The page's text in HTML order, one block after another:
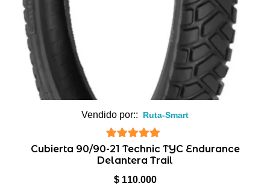
Vendido por:: Ruta-Smart
5de 5
Cubierta 90/90-21 Technic TYC Endurance
Delantera Trail
$110.000